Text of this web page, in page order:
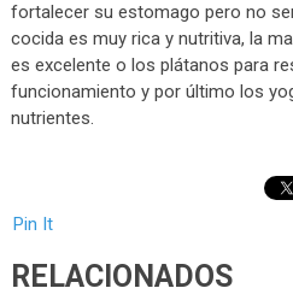
fortalecer su estomago pero no
cocida es muy rica y nutritiva, la
es excelente o los plátanos para
funcionamiento y por último los
nutrientes.
Pin It
RELACIONADOS